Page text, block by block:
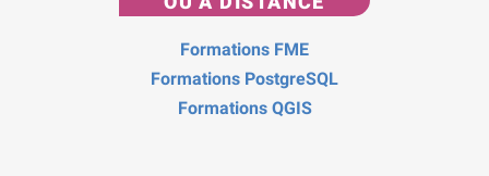
Formations FME
Formations PostgreSQL
Formations QGIS